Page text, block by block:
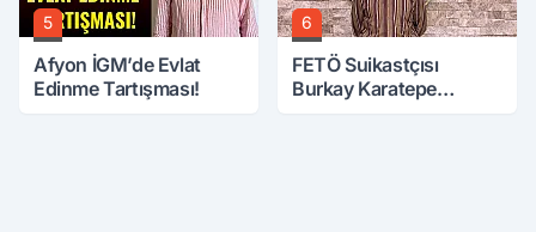
5
Afyon İGM’de Evlat
Edinme Tartışması!
6
FETÖ Suikastçısı
Burkay Karatepe